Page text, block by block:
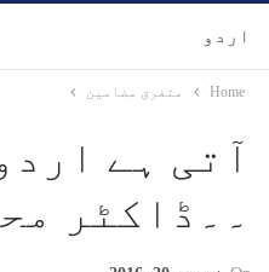
اردو
Home متفرق مضامین
آتی ہے
۔۔ڈاکٹر